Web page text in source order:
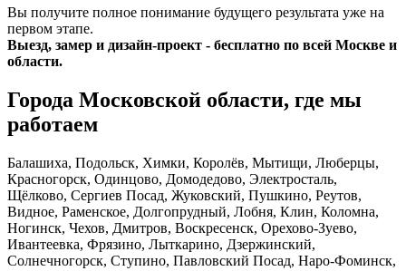
Вы получите полное понимание будущего результата уже на
первом этапе.
Выезд, замер и дизайн-проект - бесплатно по всей Москве и
области.
Города Московской области, где мы
работаем
Балашиха, Подольск, Химки, Королёв, Мытищи, Люберцы,
Красногорск, Одинцово, Домодедово, Электросталь,
Щёлково, Сергиев Посад, Жуковский, Пушкино, Реутов,
Видное, Раменское, Долгопрудный, Лобня, Клин, Коломна,
Ногинск, Чехов, Дмитров, Воскресенск, Орехово-Зуево,
Ивантеевка, Фрязино, Лыткарино, Дзержинский,
Солнечногорск, Ступино, Павловский Посад, Наро-Фоминск,